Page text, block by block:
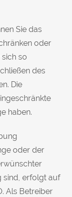
Sie das
oder
so
des
Die
haben.
oder der
sind, erfolgt auf
Als Betreiber